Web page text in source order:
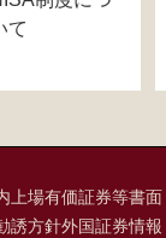
て
上場有価証券等書
誘方針外国証券情